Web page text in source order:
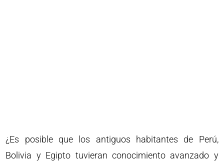
¿Es posible que los antiguos habitantes de Perú,
Bolivia y Egipto tuvieran conocimiento avanzado y